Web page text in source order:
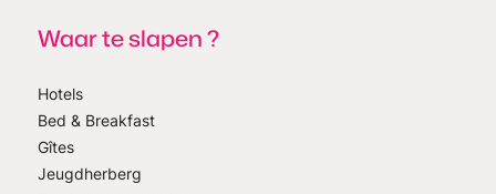
Waar te slapen ?
Hotels
Bed & Breakfast
Gîtes
Jeugdherberg